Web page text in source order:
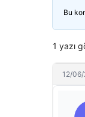
Bu
1 yazı
12/06/